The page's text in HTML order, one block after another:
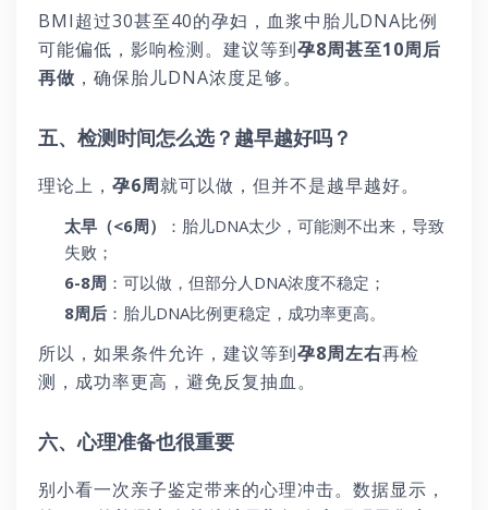
BMI超过30甚至40的孕妇，血浆中胎儿DNA比例
可能偏低，影响检测。建议等到孕8周甚至10周后
再做 ，确保胎儿DNA浓度足够。
五、检测时间怎么选？越早越好吗？
理论上， 孕6周就可以做，但并不是越早越好。
太早（<6周）
：胎儿DNA太少，可能测不出来，导致
失败；
6-8周 ：可以做，但部分人DNA浓度不稳定；
8周后 ：胎儿DNA比例更稳定，成功率更高。
所以，如果条件允许，建议等到孕8周左右再检
测，成功率更高，避免反复抽血。
六、心理准备也很重要
别小看一次亲子鉴定带来的心理冲击。数据显示，